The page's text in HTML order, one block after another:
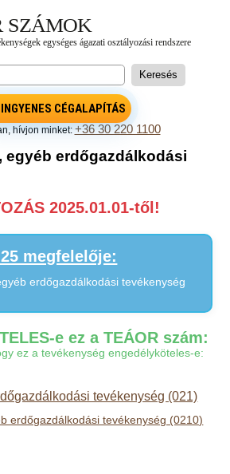
INGYENES CÉGALAPÍTÁS
hívjon minket:+36 30 220 1100
egyéb erdőgazdálkodási
2025.01.01-től!
megfelelője:
erdőgazdálkodási tevékenység
e ez a TEÁOR szám:
ez a tevékenység engedélyköteles-e:
tevékenység (021)
erdőgazdálkodási tevékenység (0210)